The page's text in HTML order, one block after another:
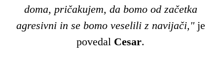
doma, pričakujem, da bomo od začetka
agresivni in se bomo veselili z navijači,"je
povedal Cesar.